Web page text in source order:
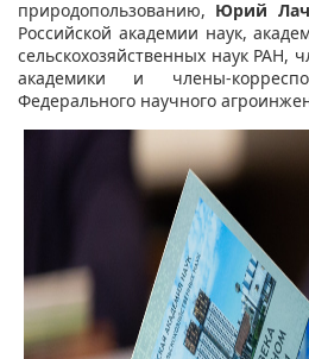
природопользованию, Юрий
Российской академии наук,
сельскохозяйственных наук РАН,
академики и члены-
Федерального научного